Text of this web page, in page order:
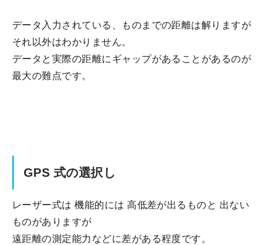
データ入力されている、ものまでの距離は解りますが
それ以外はわかりません。
データと実際の距離にギャップがあることがあるのが
最大の難点です。
GPS 式の選択し
レーザー式は 機能的には 高低差が出るものと 出ない
ものがありますが
遠距離の測定能力などに差がある程度です。